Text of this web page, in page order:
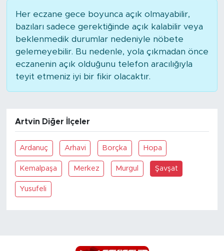
Her eczane gece boyunca açık olmayabilir,
bazıları sadece gerektiğinde açık kalabilir veya
beklenmedik durumlar nedeniyle nöbete
gelemeyebilir. Bu nedenle, yola çıkmadan önce
eczanenin açık olduğunu telefon aracılığıyla
teyit etmeniz iyi bir fikir olacaktır.
Artvin Diğer İlçeler
Ardanuç Arhavi Borçka Hopa
Kemalpaşa Merkez Murgul Şavşat
Yusufeli